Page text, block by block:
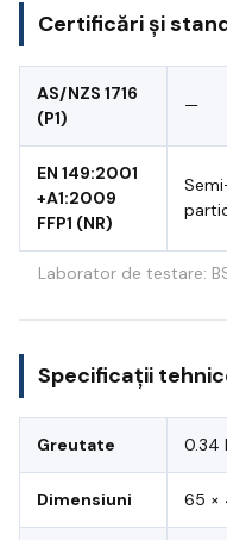
Certificări și
AS/NZS 1716
(P1)
—
EN 149:2001
+A1:2009
FFP1 (NR)
Laborator de testare:
Specificații
Greutate 0.34
Dimensiuni 65 ×